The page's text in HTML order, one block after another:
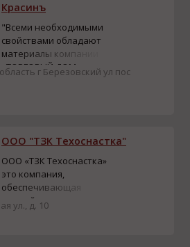
стальным армированием
метражом, а также
рукавов высокого
давления в сборе (c
фитингами). Одним из
наших учредителей яв...
Красинъ
"Всеми необходимыми
свойствами обладают
материалы компании
«ТОРГОВЫЙ ДОМ
КРАСИНЪ». Высокое
малой партии товара,
осуществляется во все
уголки России и ближнего
зарубежья. Наша
компания имеет партн...
г Березовский ул пос
ООО "ТЗК Техоснастка"
ООО «ТЗК Техоснастка»
это компания,
обеспечивающая
полный цикл
производства изделий
ул., д. 10